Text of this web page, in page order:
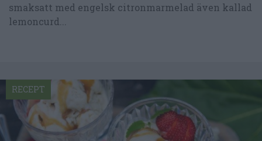
smaksatt med engelsk citronmarmelad även kallad
lemoncurd...
RECEPT